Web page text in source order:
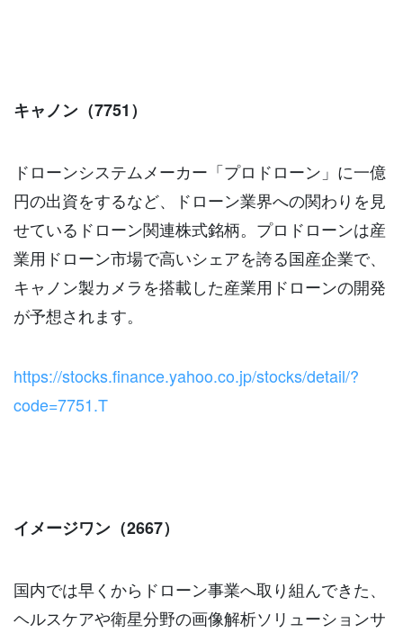
キャノン（7751）
ドローンシステムメーカー「プロドローン」に一億
円の出資をするなど、ドローン業界への関わりを見
せているドローン関連株式銘柄。プロドローンは産
業用ドローン市場で高いシェアを誇る国産企業で、
キャノン製カメラを搭載した産業用ドローンの開発
が予想されます。
https://stocks.finance.yahoo.co.jp/stocks/detail/?
code=7751.T
イメージワン（2667）
国内では早くからドローン事業へ取り組んできた、
ヘルスケアや衛星分野の画像解析ソリューションサ